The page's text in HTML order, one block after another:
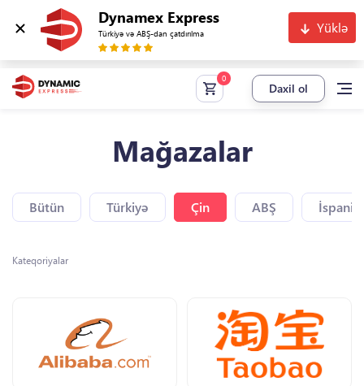
Dynamex Express
Türkiyə və ABŞ-dan çatdırılma Yüklə
Daxil ol
Mağazalar
Bütün Türkiyə Çin ABŞ
Kateqoriyalar